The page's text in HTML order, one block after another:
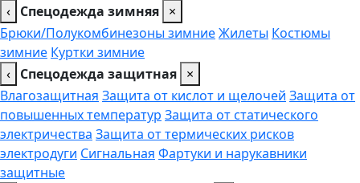
‹ Спецодежда зимняя ×
Брюки/Полукомбинезоны зимниеЖилеты Костюмы
зимние Куртки зимние
‹ Спецодежда защитная ×
Влагозащитная Защита от кислот и щелочей Защита от
повышенных температур Защита от статического
электричества Защита от термических рисков
электродуги Сигнальная Фартуки и нарукавники
защитные